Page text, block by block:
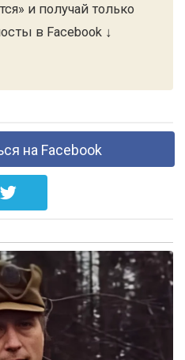
и получай только
в Facebook ↓
на Facebook